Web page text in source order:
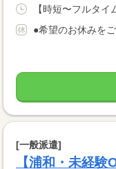
【時短〜フルタ
●希望のお休みを
[一般派遣]
【浦和・未経